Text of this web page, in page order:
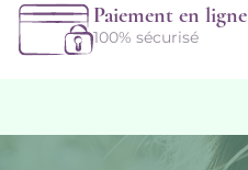
Paiement en ligne
100% sécurisé